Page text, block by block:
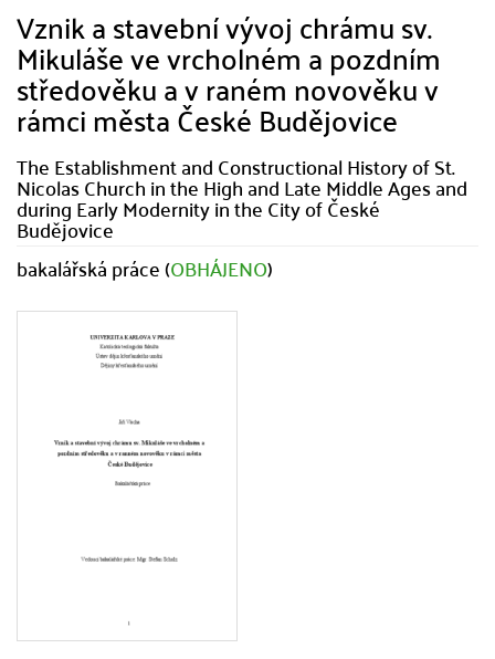
Vznik a stavební vývoj chrámu sv.
Mikuláše ve vrcholném a pozdním
středověku a v raném novověku v
rámci města České Budějovice
The Establishment and Constructional History of St.
Nicolas Church in the High and Late Middle Ages and
during Early Modernity in the City of České
Budějovice
bakalářská práce (OBHÁJENO)